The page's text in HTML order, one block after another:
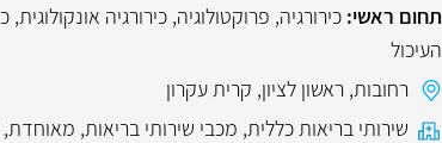
תחום ראשי: כירורגיה, פרוקטולוגיה, כירורגיה אונקולוגית,
העיכול
רחובות, ראשון לציון, קרית עקרון
שירותי בריאות כללית, מכבי שירותי בריאות, מאוחדת,